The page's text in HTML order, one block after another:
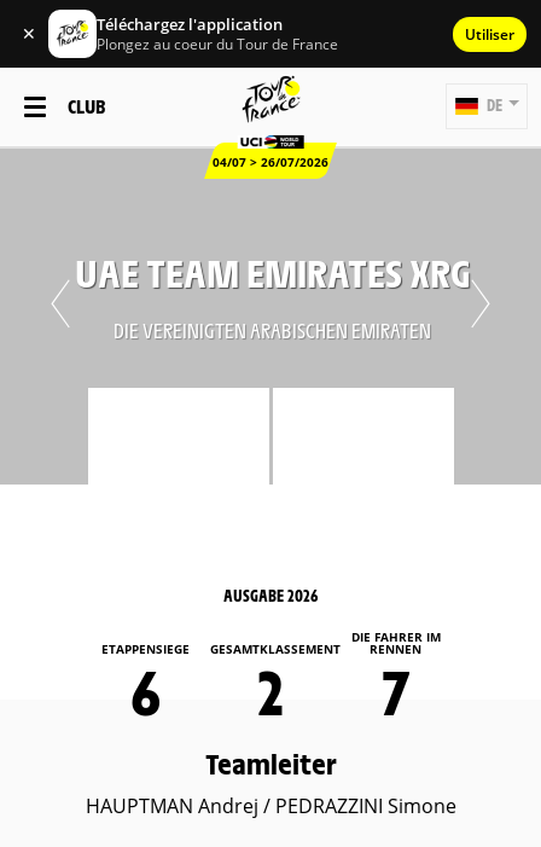
✕ Téléchargez l'application
Plongez au coeur du Tour de France Utiliser
CLUB
04/07 > 26/07/2026
DE
UAE TEAM EMIRATES XRG
DIE VEREINIGTEN ARABISCHEN EMIRATEN
AUSGABE 2026
ETAPPENSIEGE
6
GESAMTKLASSEMENT
2
DIE FAHRER IM
RENNEN
7
Teamleiter
HAUPTMAN Andrej / PEDRAZZINI Simone